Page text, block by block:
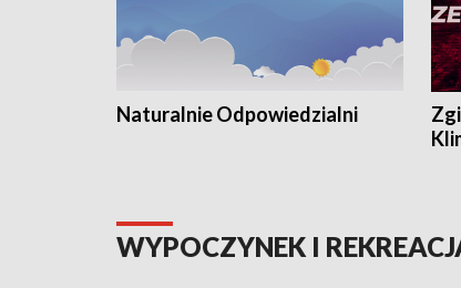
Naturalnie Odpowiedzialni
WYPOCZYNEK I